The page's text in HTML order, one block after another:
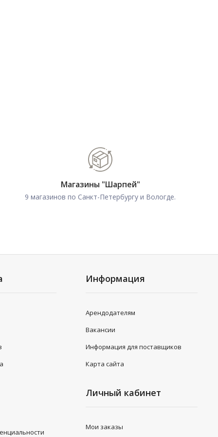
Магазины "Шарпей"
9 магазинов по Санкт-Петербургу и Вологде.
Информация
Арендодателям
Вакансии
Информация для поставщиков
Карта сайта
Личный кабинет
Мои заказы